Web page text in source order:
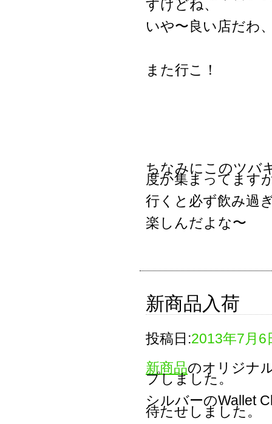
すけどね、
いや〜良い店だわ
また行こ！
ちなみにこのツバ
度か集まってます
行くと必ず飲み過
楽しんだよな〜
新商品入荷
投稿日:2013年7月6
新商品のオリジナ
プしました。
シルバーのWallet
待たせしました。